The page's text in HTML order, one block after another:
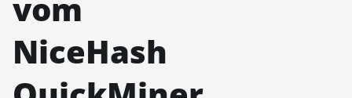
vom
NiceHash